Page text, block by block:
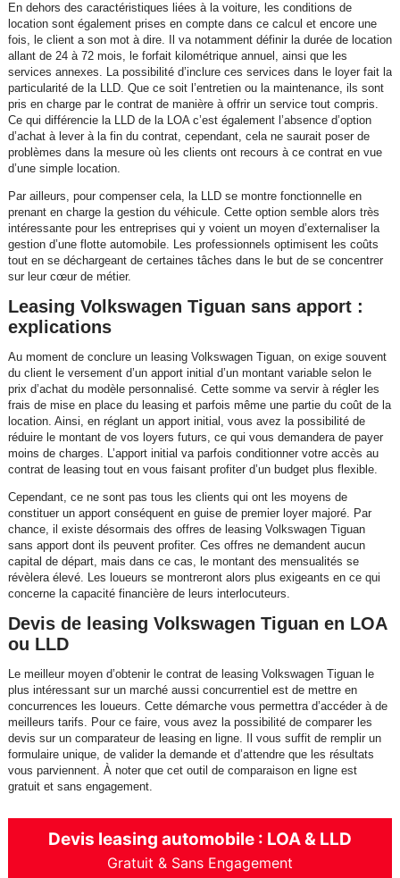
En dehors des caractéristiques liées à la voiture, les conditions de
location sont également prises en compte dans ce calcul et encore une
fois, le client a son mot à dire. Il va notamment définir la durée de location
allant de 24 à 72 mois, le forfait kilométrique annuel, ainsi que les
services annexes. La possibilité d’inclure ces services dans le loyer fait la
particularité de la LLD. Que ce soit l’entretien ou la maintenance, ils sont
pris en charge par le contrat de manière à offrir un service tout compris.
Ce qui différencie la LLD de la LOA c’est également l’absence d’option
d’achat à lever à la fin du contrat, cependant, cela ne saurait poser de
problèmes dans la mesure où les clients ont recours à ce contrat en vue
d’une simple location.
Par ailleurs, pour compenser cela, la LLD se montre fonctionnelle en
prenant en charge la gestion du véhicule. Cette option semble alors très
intéressante pour les entreprises qui y voient un moyen d’externaliser la
gestion d’une flotte automobile. Les professionnels optimisent les coûts
tout en se déchargeant de certaines tâches dans le but de se concentrer
sur leur cœur de métier.
Leasing Volkswagen Tiguan sans apport :
explications
Au moment de conclure un leasing Volkswagen Tiguan, on exige souvent
du client le versement d’un apport initial d’un montant variable selon le
prix d’achat du modèle personnalisé. Cette somme va servir à régler les
frais de mise en place du leasing et parfois même une partie du coût de la
location. Ainsi, en réglant un apport initial, vous avez la possibilité de
réduire le montant de vos loyers futurs, ce qui vous demandera de payer
moins de charges. L’apport initial va parfois conditionner votre accès au
contrat de leasing tout en vous faisant profiter d’un budget plus flexible.
Cependant, ce ne sont pas tous les clients qui ont les moyens de
constituer un apport conséquent en guise de premier loyer majoré. Par
chance, il existe désormais des offres de leasing Volkswagen Tiguan
sans apport dont ils peuvent profiter. Ces offres ne demandent aucun
capital de départ, mais dans ce cas, le montant des mensualités se
révèlera élevé. Les loueurs se montreront alors plus exigeants en ce qui
concerne la capacité financière de leurs interlocuteurs.
Devis de leasing Volkswagen Tiguan en LOA
ou LLD
Le meilleur moyen d’obtenir le contrat de leasing Volkswagen Tiguan le
plus intéressant sur un marché aussi concurrentiel est de mettre en
concurrences les loueurs. Cette démarche vous permettra d’accéder à de
meilleurs tarifs. Pour ce faire, vous avez la possibilité de comparer les
devis sur un comparateur de leasing en ligne. Il vous suffit de remplir un
formulaire unique, de valider la demande et d’attendre que les résultats
vous parviennent. À noter que cet outil de comparaison en ligne est
gratuit et sans engagement.